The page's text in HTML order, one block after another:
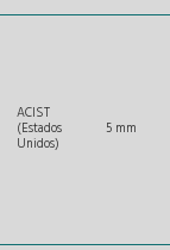
ACIST
(Estados
Unidos)
5 mm